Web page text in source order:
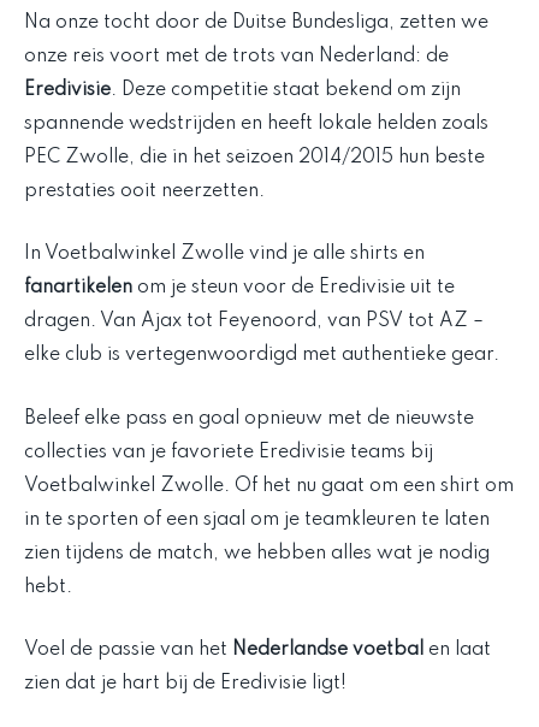
Na onze tocht door de Duitse Bundesliga, zetten we
onze reis voort met de trots van Nederland: de
Eredivisie. Deze competitie staat bekend om zijn
spannende wedstrijden en heeft lokale helden zoals
PEC Zwolle, die in het seizoen 2014/2015 hun beste
prestaties ooit neerzetten.
In Voetbalwinkel Zwolle vind je alle shirts en
fanartikelen om je steun voor de Eredivisie uit te
dragen. Van Ajax tot Feyenoord, van PSV tot AZ –
elke club is vertegenwoordigd met authentieke gear.
Beleef elke pass en goal opnieuw met de nieuwste
collecties van je favoriete Eredivisie teams bij
Voetbalwinkel Zwolle. Of het nu gaat om een shirt om
in te sporten of een sjaal om je teamkleuren te laten
zien tijdens de match, we hebben alles wat je nodig
hebt.
Voel de passie van het Nederlandse voetbal en laat
zien dat je hart bij de Eredivisie ligt!